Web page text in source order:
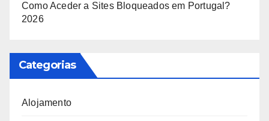
Como Aceder a Sites Bloqueados em Portugal?
2026
Categorias
Alojamento